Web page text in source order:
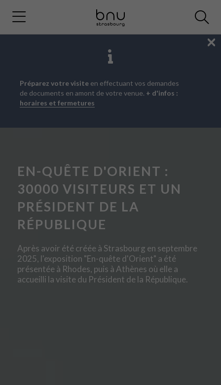
Aller
au
menu
Aller
au
contenu
Aller
à
la
Préparez votre visite en effectuant vos demandes
de documents en amont de votre venue. + d'infos :
horaires et fermetures
EN-QUÊTE D'ORIENT :
30000 VISITEURS ET UN
PRÉSIDENT DE LA
RÉPUBLIQUE
Après avoir été créée à Strasbourg en septembre
2025, l'exposition "En-quête d'Orient" a été
présentée à Rhodes, puis à Athènes où elle a
accueilli la visite du Président de la République.